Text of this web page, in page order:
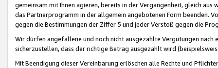
gemeinsam mit Ihnen agieren, bereits in der Vergangenheit, gleich
das Partnerprogramm in der allgemein angebotenen Form beenden.
gegen die Bestimmungen der Ziffer 5 und jeder Verstoß gegen die
Wir dürfen angefallene und noch nicht ausgezahlte Vergütungen
sicherzustellen, dass der richtige Betrag ausgezahlt wird
Mit Beendigung dieser Vereinbarung erlöschen alle Rechte und